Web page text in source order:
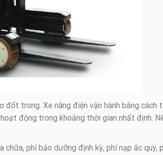
đốt trong. Xe nâng điện vận hành bằng cách
động trong khoảng thời gian nhất định.
phí bảo dưỡng định kỳ, phí nạp ắc quy,